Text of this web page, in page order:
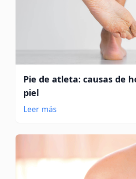
Pie de atleta: causas de
piel
Leer más